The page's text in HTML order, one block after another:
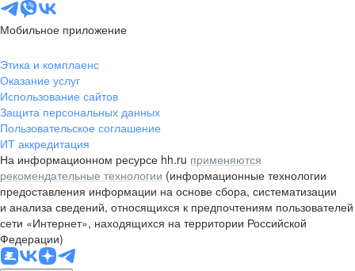
Мобильное приложение
Этика и комплаенс
Оказание услуг
Использование сайтов
Защита персональных данных
Пользовательское соглашение
ИТ аккредитация
На информационном ресурсе hh.ru применяются
рекомендательные технологии (информационные технологии
предоставления информации на основе сбора, систематизации
и анализа сведений, относящихся к предпочтениям пользователей
сети «Интернет», находящихся на территории Российской
Федерации)